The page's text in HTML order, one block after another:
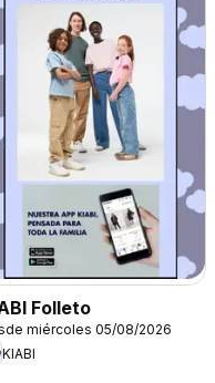
Folleto
miércoles 05/08/2026
KIABI